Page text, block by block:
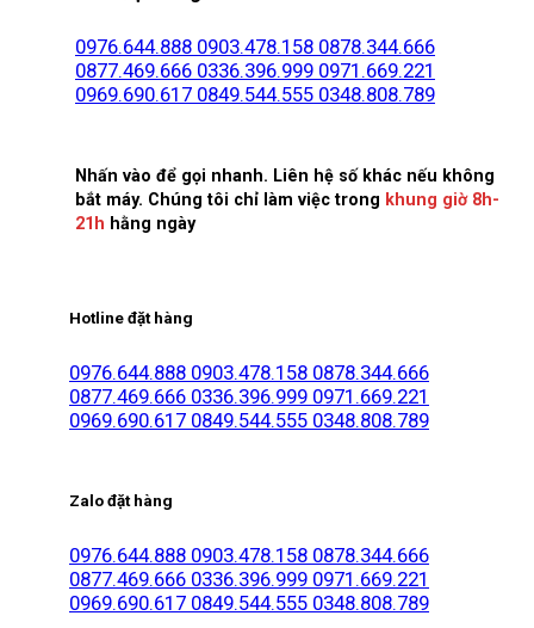
0976.644.888 0903.478.158 0878.344.666
0877.469.666 0336.396.999 0971.669.221
0969.690.617 0849.544.555 0348.808.789
Nhấn vào để gọi nhanh. Liên hệ số khác nếu không
bắt máy. Chúng tôi chỉ làm việc trong khung giờ 8h-
21h hằng ngày
Hotline đặt hàng
0976.644.888 0903.478.158 0878.344.666
0877.469.666 0336.396.999 0971.669.221
0969.690.617 0849.544.555 0348.808.789
Zalo đặt hàng
0976.644.888 0903.478.158 0878.344.666
0877.469.666 0336.396.999 0971.669.221
0969.690.617 0849.544.555 0348.808.789